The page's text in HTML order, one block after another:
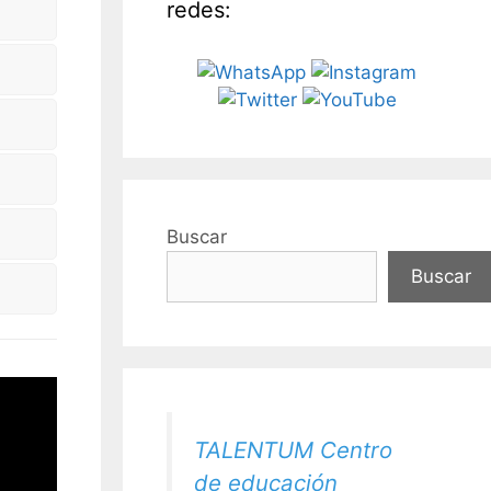
redes:
Buscar
Buscar
TALENTUM Centro
de educación